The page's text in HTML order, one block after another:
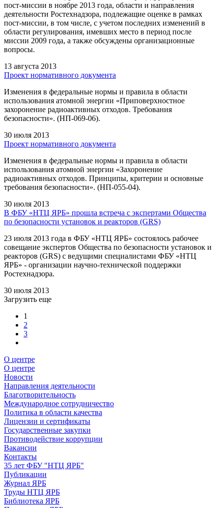
пост-миссии в ноябре 2013 года, области и направления
деятельности Ростехнадзора, подлежащие оценке в рамках
пост-миссии, в том числе, с учетом последних изменений в
области регулирования, имевших место в период после
миссии 2009 года, а также обсуждены организационные
вопросы.
13 августа 2013
Проект нормативного документа
Изменения в федеральные нормы и правила в области
использования атомной энергии «Приповерхностное
захоронение радиоактивных отходов. Требования
безопасности». (НП-069-06).
30 июля 2013
Проект нормативного документа
Изменения в федеральные нормы и правила в области
использования атомной энергии «Захоронение
радиоактивных отходов. Принципы, критерии и основные
требования безопасности». (НП-055-04).
30 июля 2013
В ФБУ «НТЦ ЯРБ» прошла встреча с экспертами Общества
по безопасности установок и реакторов (GRS)
23 июля 2013 года в ФБУ «НТЦ ЯРБ» состоялось рабочее
совещание экспертов Общества по безопасности установок и
реакторов (GRS) с ведущими специалистами ФБУ «НТЦ
ЯРБ» - организации научно-технической поддержки
Ростехнадзора.
30 июля 2013
Загрузить еще
1
2
3
О центре
О центре
Новости
Направления деятельности
Благотворительность
Международное сотрудничество
Политика в области качества
Лицензии и сертификаты
Государственные закупки
Противодействие коррупции
Вакансии
Контакты
35 лет ФБУ "НТЦ ЯРБ"
Публикации
Журнал ЯРБ
Труды НТЦ ЯРБ
Библиотека ЯРБ